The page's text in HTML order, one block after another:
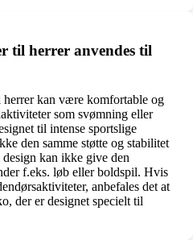
til herrer anvendes til
herrer kan være komfortable og
som svømning eller
til intense sportslige
den samme støtte og stabilitet
design kan ikke give den
f.eks. løb eller boldspil. Hvis
anbefales det at
der er designet specielt til